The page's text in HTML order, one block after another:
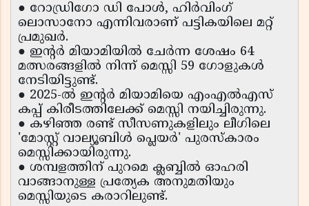
● റോഡ്രിഗോ ഡി പോൾ, ഹിർവിംഗ്
ലൊസാനോ എന്നിവരാണ് പട്ടികയിലെ മറ്റ്
പ്രമുഖർ.
● ഇൻ്റർ മിയാമിയിൽ ചേർന്ന ശേഷം 64
മത്സരങ്ങളിൽ നിന്ന് മെസ്സി 59 ഗോളുകൾ
നേടിയിട്ടുണ്ട്.
● 2025-ൽ ഇൻ്റർ മിയാമിയെ എംഎൽഎസ്
കപ്പ് കിരീടത്തിലേക്ക് മെസ്സി നയിച്ചിരുന്നു.
● കഴിഞ്ഞ രണ്ട് സീസണുകളിലും ലീഗിലെ
'മോസ്റ്റ് വാല്യൂബിൾ പ്ലെയർ' പുരസ്കാരം
മെസ്സിക്കായിരുന്നു.
● ശമ്പളത്തിന് പുറമെ ക്ലബ്ബിൽ ഓഹരി
വാങ്ങാനുള്ള പ്രത്യേക അനുമതിയും
മെസ്സിയുടെ കരാറിലുണ്ട്.